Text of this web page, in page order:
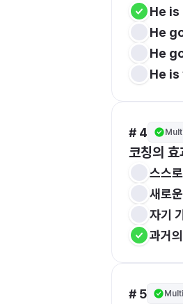
He
He
He
He
# 4
코칭의
스스
새로
자기
과거
# 5